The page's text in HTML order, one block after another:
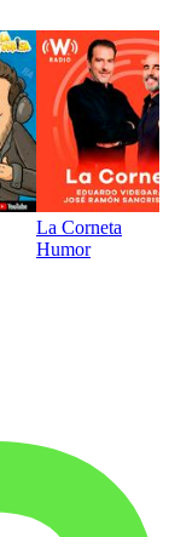
La Corneta
Humor